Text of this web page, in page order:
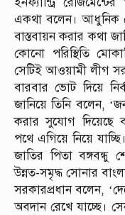
একথা বলেন। আধুনিক
বাস্তবায়ন করার কথা
কোনো পরিস্থিতি
সেটিই আওয়ামী লীগ
বারবার ভোট দিয়ে
জানিয়ে তিনি বলেন,
করার সুযোগ দিয়েছে
পথে এগিয়ে নিয়ে
জাতির পিতা বঙ্গবন্ধু
উন্নত-সমৃদ্ধ সোনার
সরকারপ্রধান বলেন,
অবদান রেখে যাচ্ছে।